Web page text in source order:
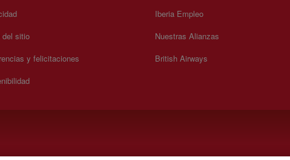
del sitio
y felicitaciones
Iberia Empleo
Nuestras Alianzas
British Airways